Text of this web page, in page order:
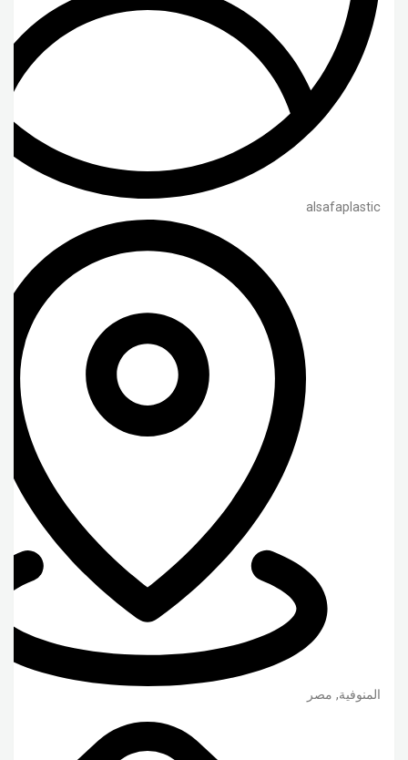
alsafaplastic
المنوفية, مصر